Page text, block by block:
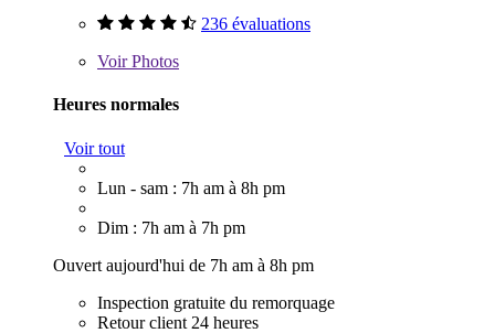
236 évaluations
VoirPhotos
Heures normales
Voir tout
Lun - sam : 7h am à 8h pm
Dim : 7h am à 7h pm
Ouvert aujourd'hui de 7h am à 8h pm
Inspection gratuite du remorquage
Retour client 24 heures